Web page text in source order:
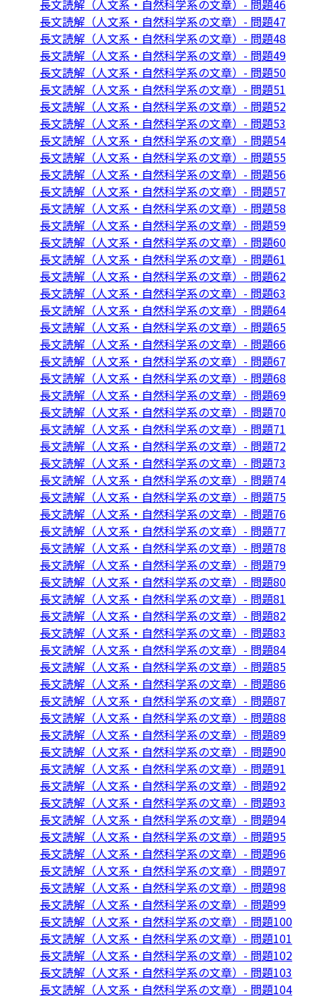
長文読解（人文系・自然科学系の文章）- 問題46
長文読解（人文系・自然科学系の文章）- 問題47
長文読解（人文系・自然科学系の文章）- 問題48
長文読解（人文系・自然科学系の文章）- 問題49
長文読解（人文系・自然科学系の文章）- 問題50
長文読解（人文系・自然科学系の文章）- 問題51
長文読解（人文系・自然科学系の文章）- 問題52
長文読解（人文系・自然科学系の文章）- 問題53
長文読解（人文系・自然科学系の文章）- 問題54
長文読解（人文系・自然科学系の文章）- 問題55
長文読解（人文系・自然科学系の文章）- 問題56
長文読解（人文系・自然科学系の文章）- 問題57
長文読解（人文系・自然科学系の文章）- 問題58
長文読解（人文系・自然科学系の文章）- 問題59
長文読解（人文系・自然科学系の文章）- 問題60
長文読解（人文系・自然科学系の文章）- 問題61
長文読解（人文系・自然科学系の文章）- 問題62
長文読解（人文系・自然科学系の文章）- 問題63
長文読解（人文系・自然科学系の文章）- 問題64
長文読解（人文系・自然科学系の文章）- 問題65
長文読解（人文系・自然科学系の文章）- 問題66
長文読解（人文系・自然科学系の文章）- 問題67
長文読解（人文系・自然科学系の文章）- 問題68
長文読解（人文系・自然科学系の文章）- 問題69
長文読解（人文系・自然科学系の文章）- 問題70
長文読解（人文系・自然科学系の文章）- 問題71
長文読解（人文系・自然科学系の文章）- 問題72
長文読解（人文系・自然科学系の文章）- 問題73
長文読解（人文系・自然科学系の文章）- 問題74
長文読解（人文系・自然科学系の文章）- 問題75
長文読解（人文系・自然科学系の文章）- 問題76
長文読解（人文系・自然科学系の文章）- 問題77
長文読解（人文系・自然科学系の文章）- 問題78
長文読解（人文系・自然科学系の文章）- 問題79
長文読解（人文系・自然科学系の文章）- 問題80
長文読解（人文系・自然科学系の文章）- 問題81
長文読解（人文系・自然科学系の文章）- 問題82
長文読解（人文系・自然科学系の文章）- 問題83
長文読解（人文系・自然科学系の文章）- 問題84
長文読解（人文系・自然科学系の文章）- 問題85
長文読解（人文系・自然科学系の文章）- 問題86
長文読解（人文系・自然科学系の文章）- 問題87
長文読解（人文系・自然科学系の文章）- 問題88
長文読解（人文系・自然科学系の文章）- 問題89
長文読解（人文系・自然科学系の文章）- 問題90
長文読解（人文系・自然科学系の文章）- 問題91
長文読解（人文系・自然科学系の文章）- 問題92
長文読解（人文系・自然科学系の文章）- 問題93
長文読解（人文系・自然科学系の文章）- 問題94
長文読解（人文系・自然科学系の文章）- 問題95
長文読解（人文系・自然科学系の文章）- 問題96
長文読解（人文系・自然科学系の文章）- 問題97
長文読解（人文系・自然科学系の文章）- 問題98
長文読解（人文系・自然科学系の文章）- 問題99
長文読解（人文系・自然科学系の文章）- 問題100
長文読解（人文系・自然科学系の文章）- 問題101
長文読解（人文系・自然科学系の文章）- 問題102
長文読解（人文系・自然科学系の文章）- 問題103
長文読解（人文系・自然科学系の文章）- 問題104